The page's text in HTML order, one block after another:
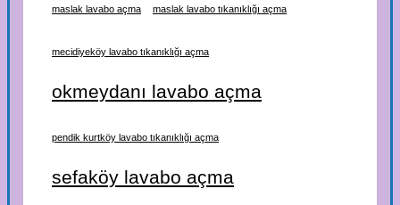
maslak lavabo açma maslak lavabo tıkanıklığı açma
mecidiyeköy lavabo tıkanıklığı açma
okmeydanı lavabo açma
pendik kurtköy lavabo tıkanıklığı açma
sefaköy lavabo açma